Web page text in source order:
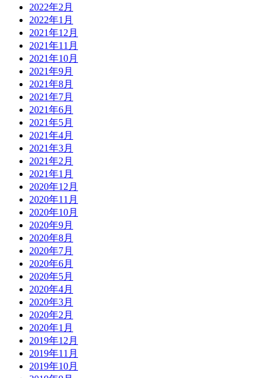
2022年2月
2022年1月
2021年12月
2021年11月
2021年10月
2021年9月
2021年8月
2021年7月
2021年6月
2021年5月
2021年4月
2021年3月
2021年2月
2021年1月
2020年12月
2020年11月
2020年10月
2020年9月
2020年8月
2020年7月
2020年6月
2020年5月
2020年4月
2020年3月
2020年2月
2020年1月
2019年12月
2019年11月
2019年10月